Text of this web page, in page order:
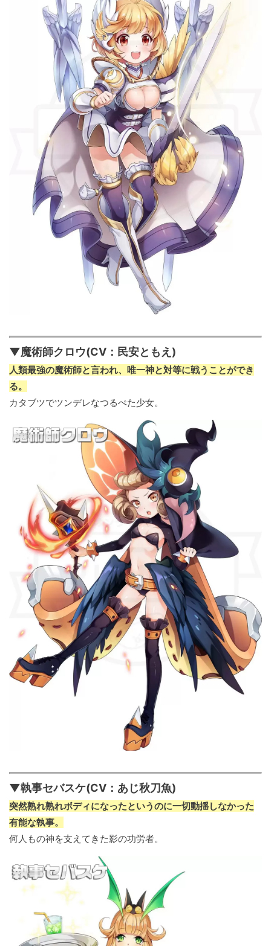
▼魔術師クロウ(CV：民安ともえ)
人類最強の魔術師と言われ、唯一神と対等に戦うことができ
る。
カタブツでツンデレなつるぺた少女。
▼執事セバスケ(CV：あじ秋刀魚)
突然熟れ熟れボディになったというのに一切動揺しなかった
有能な執事。
何人もの神を支えてきた影の功労者。